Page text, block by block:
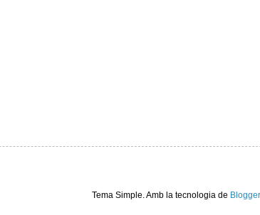
Tema Simple. Amb la tecnologia de Blogger